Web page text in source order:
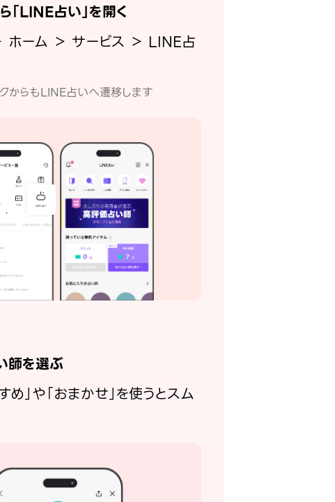
「LINE占い」を開く
ホーム ＞ サービス ＞ LINE占
からもLINE占いへ遷移します
師を選ぶ
め」や「おまかせ」を使うとスム